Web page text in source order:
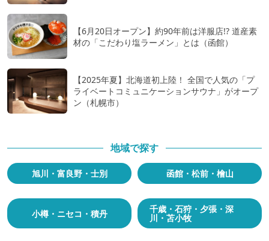
【6月20日オープン】約90年前は洋服店!? 道産素
材の「こだわり塩ラーメン」とは（函館）
【2025年夏】北海道初上陸！ 全国で人気の「プ
ライベートコミュニケーションサウナ」がオープ
ン（札幌市）
地域で探す
旭川・富良野・士別 函館・松前・檜山
小樽・ニセコ・積丹 千歳・石狩・夕張・深
川・苫小牧